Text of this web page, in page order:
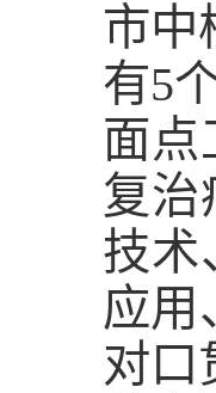
市中
有5
面点
复治
技术
应用
对口